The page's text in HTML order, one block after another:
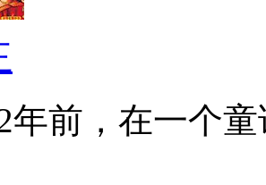
年前，在一个